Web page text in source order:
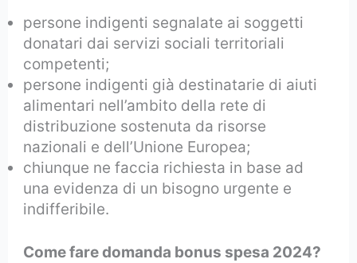
persone indigenti segnalate ai soggetti
donatari dai servizi sociali territoriali
competenti;
persone indigenti già destinatarie di aiuti
alimentari nell’ambito della rete di
distribuzione sostenuta da risorse
nazionali e dell’Unione Europea;
chiunque ne faccia richiesta in base ad
una evidenza di un bisogno urgente e
indifferibile.
Comefare domanda bonus spesa 2024?